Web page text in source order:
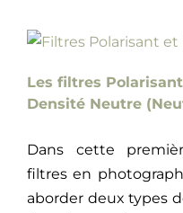
Les filtres
Densité Neutre
Dans cette
filtres en
aborder deux types